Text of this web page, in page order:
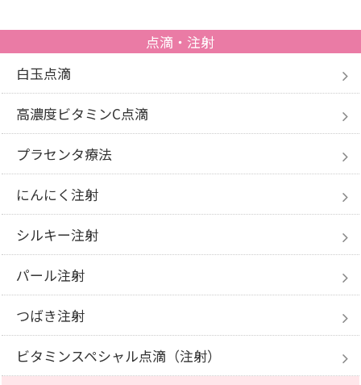
点滴・注射
白玉点滴
高濃度ビタミンC点滴
プラセンタ療法
にんにく注射
シルキー注射
パール注射
つばき注射
ビタミンスペシャル点滴（注射）